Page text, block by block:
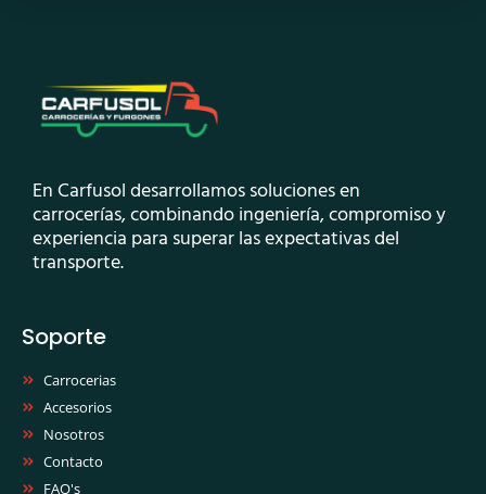
En Carfusol desarrollamos soluciones en
carrocerías, combinando ingeniería, compromiso y
experiencia para superar las expectativas del
transporte.
Soporte
Carrocerias
Accesorios
Nosotros
Contacto
FAQ's